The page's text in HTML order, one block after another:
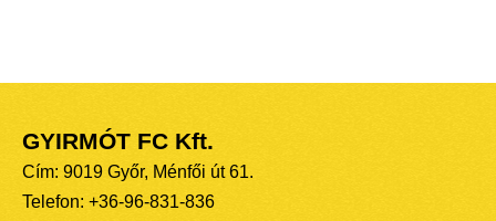
GYIRMÓT FC Kft.
Cím: 9019 Győr, Ménfői út 61.
Telefon: +36-96-831-836